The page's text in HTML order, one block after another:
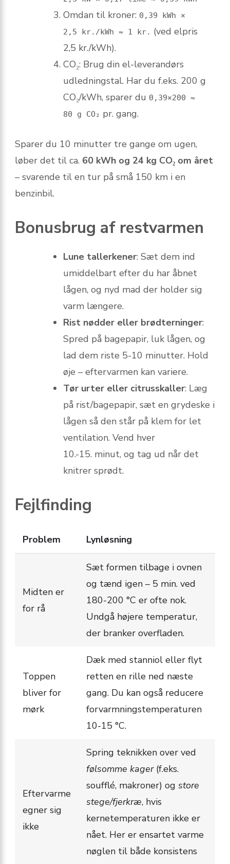
Omdan til kroner: 0,39 kWh ×
2,5 kr./kWh ≈ 1 kr. (ved elpris
2,5 kr./kWh).
CO₂: Brug din el-leverandørs
udledningstal. Har du f.eks. 200 g
CO₂/kWh, sparer du 0,39×200 ≈
80 g CO₂ pr. gang.
Sparer du 10 minutter tre gange om ugen,
løber det til ca. 60 kWh og 24 kg CO₂ om året
– svarende til en tur på små 150 km i en
benzinbil.
Bonusbrug af restvarmen
Lune tallerkener: Sæt dem ind
umiddelbart efter du har åbnet
lågen, og nyd mad der holder sig
varm længere.
Rist nødder eller brødterninger:
Spred på bagepapir, luk lågen, og
lad dem riste 5-10 minutter. Hold
øje – eftervarmen kan variere.
Tør urter eller citrusskaller: Læg
på rist/bagepapir, sæt en grydeske i
lågen så den står på klem for let
ventilation. Vend hver
10.-15. minut, og tag ud når det
knitrer sprødt.
Fejlfinding
Problem Lynløsning
Midten er
for rå
Sæt formen tilbage i ovnen
og tænd igen – 5 min. ved
180-200 °C er ofte nok.
Undgå højere temperatur,
der branker overfladen.
Toppen
bliver for
mørk
Dæk med stanniol eller flyt
retten en rille ned næste
gang. Du kan også reducere
forvarmningstemperaturen
10-15 °C.
Eftervarme
egner sig
ikke
Spring teknikken over ved
følsomme kager(f.eks.
soufflé, makroner) og store
stege/fjerkræ, hvis
kernetemperaturen ikke er
nået. Her er ensartet varme
nøglen til både konsistens